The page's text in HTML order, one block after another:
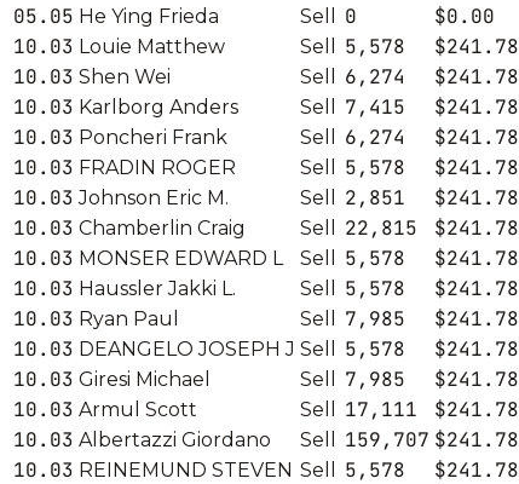
05.05 He Ying Frieda Sell 0
$0.00
10.03 Louie Matthew Sell 5,578
$241.78
10.03 Shen Wei Sell 6,274
$241.78
10.03 Karlborg Anders Sell 7,415
$241.78
10.03 Poncheri Frank Sell 6,274
$241.78
10.03 FRADIN ROGER Sell 5,578
$241.78
10.03 Johnson Eric M. Sell 2,851
$241.78
10.03 Chamberlin Craig Sell 22,815
$241.78
10.03 MONSER EDWARD L Sell 5,578
$241.78
10.03 Haussler Jakki L. Sell 5,578
$241.78
10.03 Ryan Paul Sell 7,985
$241.78
10.03 DEANGELO JOSEPH J Sell 5,578
$241.78
10.03 Giresi Michael Sell 7,985
$241.78
10.03 Armul Scott Sell 17,111
$241.78
10.03 Albertazzi Giordano Sell 159,707 $241.78
10.03 REINEMUND STEVEN Sell 5,578
$241.78